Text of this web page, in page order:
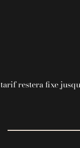
restera fixe